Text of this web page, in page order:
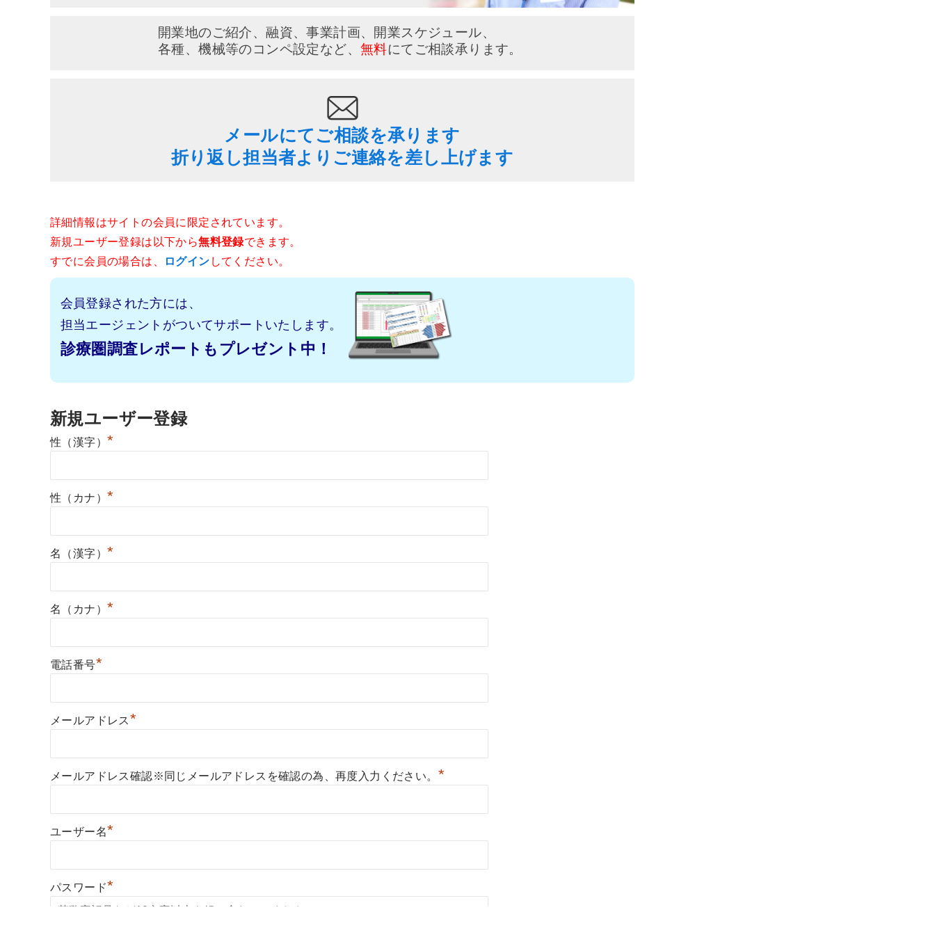
開業地のご紹介、融資、事業計画、開業スケジュール、
各種、機械等のコンペ設定など、 無料にてご相談承ります。
メールにてご相談を承ります
折り返し担当者よりご連絡を差し上げます
詳細情報はサイトの会員に限定されています。
新規ユーザー登録は以下から無料登録できます。
すでに会員の場合は、
ログインしてください。
会員登録された方には、
担当エージェントがついてサポートいたします。
診療圏調査レポートもプレゼント中！
新規ユーザー登録
性（漢字） *
性（カナ） *
名（漢字） *
名（カナ） *
電話番号*
メールアドレス*
メールアドレス確認※同じメールアドレスを確認の為、再度入力ください。 *
ユーザー名*
パスワード*